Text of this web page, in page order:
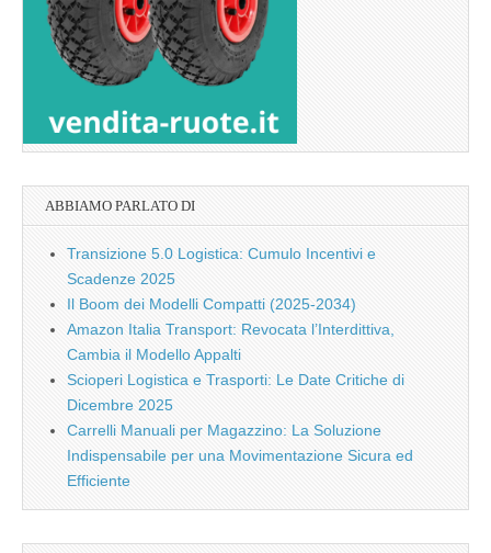
ABBIAMO PARLATO DI
Transizione 5.0 Logistica: Cumulo Incentivi e
Scadenze 2025
Il Boom dei Modelli Compatti (2025-2034)
Amazon Italia Transport: Revocata l’Interdittiva,
Cambia il Modello Appalti
Scioperi Logistica e Trasporti: Le Date Critiche di
Dicembre 2025
Carrelli Manuali per Magazzino: La Soluzione
Indispensabile per una Movimentazione Sicura ed
Efficiente